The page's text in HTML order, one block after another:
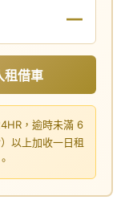
—
租借車
，逾時未滿 6
以上加收一日租